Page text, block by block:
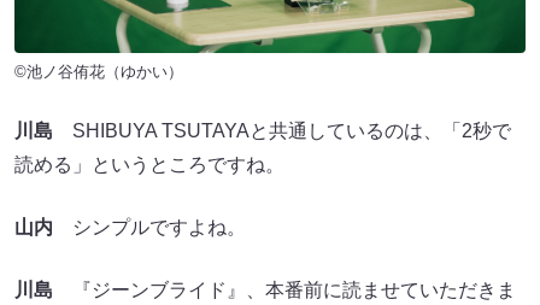
©池ノ谷侑花（ゆかい）
川島 SHIBUYA TSUTAYAと共通しているのは、「2秒で
読める」というところですね。
山内 シンプルですよね。
川島 『ジーンブライド』、本番前に読ませていただきま